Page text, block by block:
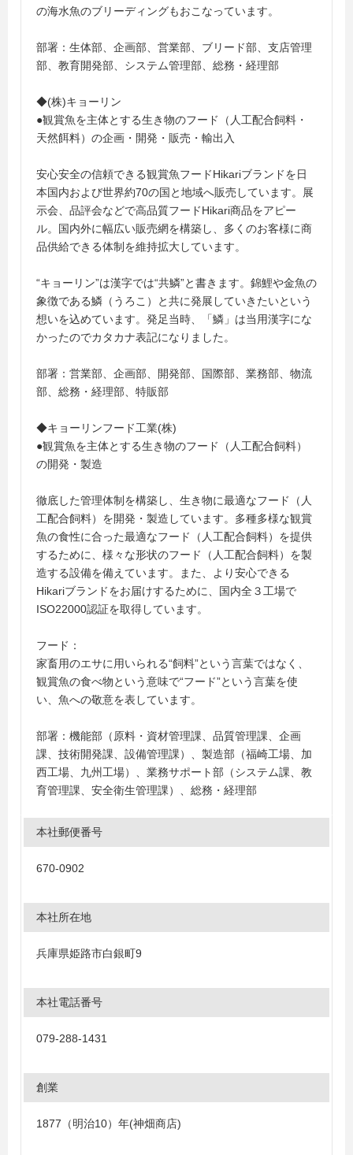
の海水魚のブリーディングもおこなっています。
部署：生体部、企画部、営業部、ブリード部、支店管理
部、教育開発部、システム管理部、総務・経理部
◆(株)キョーリン
●観賞魚を主体とする生き物のフード（人工配合飼料・
天然餌料）の企画・開発・販売・輸出入
安心安全の信頼できる観賞魚フードHikariブランドを日
本国内および世界約70の国と地域へ販売しています。展
示会、品評会などで高品質フードHikari商品をアピー
ル。国内外に幅広い販売網を構築し、多くのお客様に商
品供給できる体制を維持拡大しています。
“キョーリン”は漢字では“共鱗”と書きます。錦鯉や金魚の
象徴である鱗（うろこ）と共に発展していきたいという
想いを込めています。発足当時、「鱗」は当用漢字にな
かったのでカタカナ表記になりました。
部署：営業部、企画部、開発部、国際部、業務部、物流
部、総務・経理部、特販部
◆キョーリンフード工業(株)
●観賞魚を主体とする生き物のフード（人工配合飼料）
の開発・製造
徹底した管理体制を構築し、生き物に最適なフード（人
工配合飼料）を開発・製造しています。多種多様な観賞
魚の食性に合った最適なフード（人工配合飼料）を提供
するために、様々な形状のフード（人工配合飼料）を製
造する設備を備えています。また、より安心できる
Hikariブランドをお届けするために、国内全３工場で
ISO22000認証を取得しています。
フード：
家畜用のエサに用いられる“飼料”という言葉ではなく、
観賞魚の食べ物という意味で“フード”という言葉を使
い、魚への敬意を表しています。
部署：機能部（原料・資材管理課、品質管理課、企画
課、技術開発課、設備管理課）、製造部（福崎工場、加
西工場、九州工場）、業務サポート部（システム課、教
育管理課、安全衛生管理課）、総務・経理部
本社郵便番号
670-0902
本社所在地
兵庫県姫路市白銀町9
本社電話番号
079-288-1431
創業
1877（明治10）年(神畑商店)